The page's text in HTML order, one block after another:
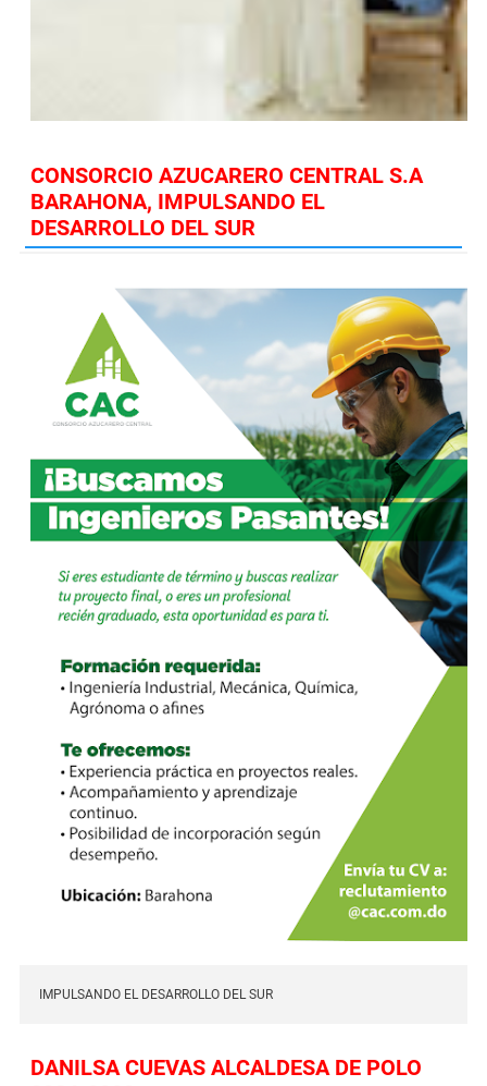
CONSORCIO AZUCARERO CENTRAL S.A
BARAHONA, IMPULSANDO EL
DESARROLLO DEL SUR
IMPULSANDO EL DESARROLLO DEL SUR
DANILSA CUEVAS ALCALDESA DE POLO